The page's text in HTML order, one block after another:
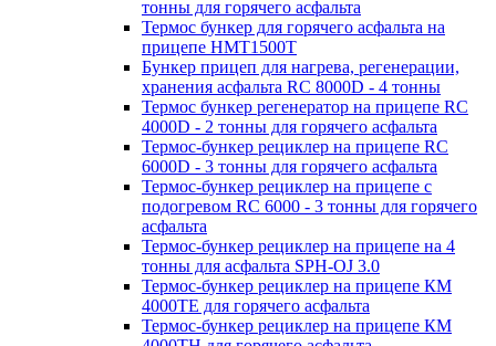
тонны для горячего асфальта
Термос бункер для горячего асфальта на
прицепе HMT1500T
Бункер прицеп для нагрева, регенерации,
хранения асфальта RC 8000D - 4 тонны
Термос бункер регенератор на прицепе RC
4000D - 2 тонны для горячего асфальта
Термос-бункер рециклер на прицепе RC
6000D - 3 тонны для горячего асфальта
Термос-бункер рециклер на прицепе с
подогревом RC 6000 - 3 тонны для горячего
асфальта
Термос-бункер рециклер на прицепе на 4
тонны для асфальта SPH-OJ 3.0
Термос-бункер рециклер на прицепе КМ
4000ТЕ для горячего асфальта
Термос-бункер рециклер на прицепе КМ